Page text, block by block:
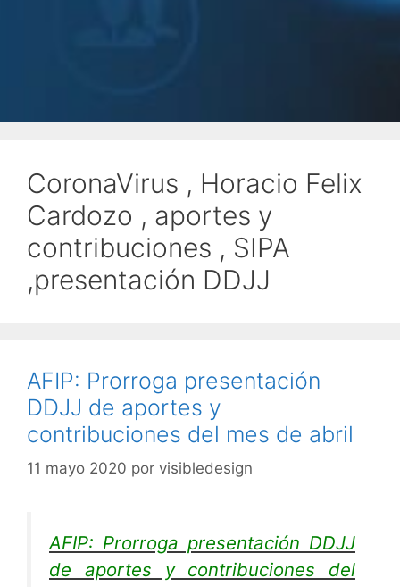
CoronaVirus , Horacio Felix
Cardozo , aportes y
contribuciones , SIPA
,presentación DDJJ
AFIP: Prorroga presentación
DDJJ de aportes y
contribuciones del mes de abril
11 mayo 2020 por visibledesign
AFIP: Prorroga presentación DDJJ
de aportes y contribuciones del